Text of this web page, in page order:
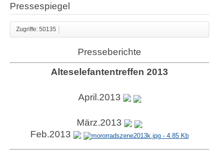
Pressespiegel
Zugriffe: 50135
Presseberichte
Alteselefantentreffen 2013
April.2013
März.2013
Feb.2013